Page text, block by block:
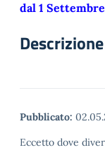
dal 1
Pubblicato:
Eccetto dove